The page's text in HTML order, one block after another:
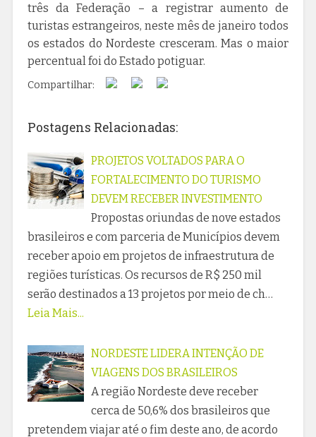
três da Federação – a registrar aumento de
turistas estrangeiros, neste mês de janeiro todos
os estados do Nordeste cresceram. Mas o maior
percentual foi do Estado potiguar.
Compartilhar:
Postagens Relacionadas:
PROJETOS VOLTADOS PARA O
FORTALECIMENTO DO TURISMO
DEVEM RECEBER INVESTIMENTO
Propostas oriundas de nove estados
brasileiros e com parceria de Municípios devem
receber apoio em projetos de infraestrutura de
regiões turísticas. Os recursos de R$ 250 mil
serão destinados a 13 projetos por meio de ch…
Leia Mais...
NORDESTE LIDERA INTENÇÃO DE
VIAGENS DOS BRASILEIROS
A região Nordeste deve receber
cerca de 50,6% dos brasileiros que
pretendem viajar até o fim deste ano, de acordo